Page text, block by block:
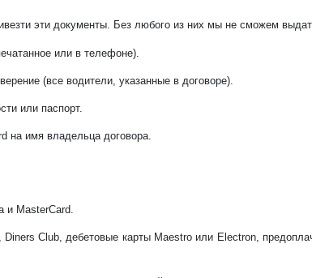
эти документы. Без любого из них мы не сможем
или в телефоне).
(все водители, указанные в договоре).
или паспорт.
на имя владельца договора.
и MasterCard.
Club, дебетовые карты Maestro или Electron,